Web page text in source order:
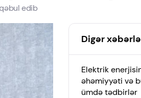
edib
Digər
Elektrik
əhəmiyyəti və
ümdə tədbirlər